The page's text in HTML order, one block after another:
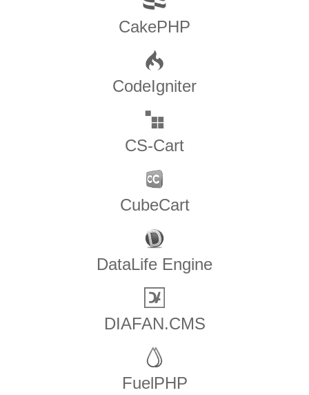
CakePHP
CodeIgniter
CS-Cart
CubeCart
DataLife Engine
DIAFAN.CMS
FuelPHP